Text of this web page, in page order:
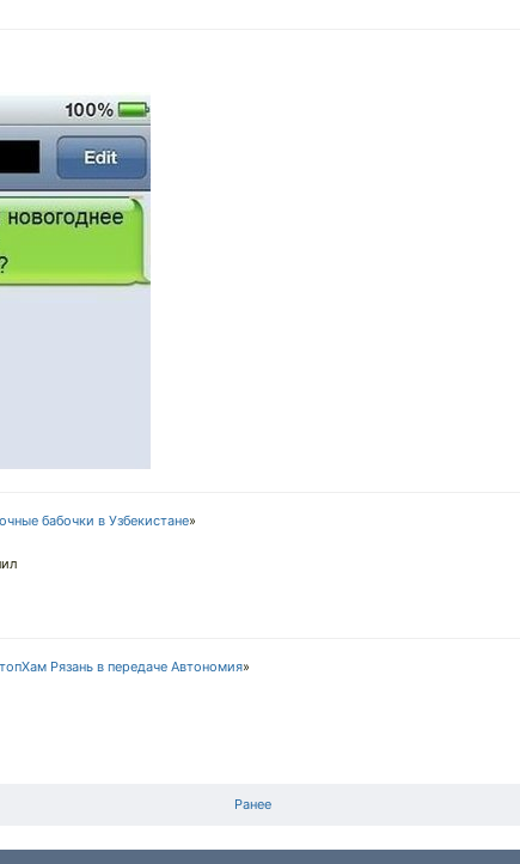
бабочки в Узбекистане»
Рязань в передаче Автономия»
Ранее